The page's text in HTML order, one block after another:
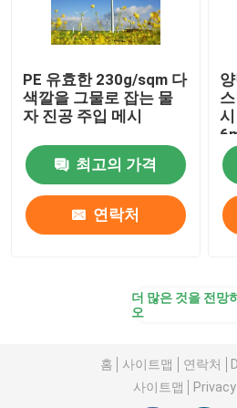
PE 유효한 230g/sqm 다
색깔을 그물로 잡는 물
자 진공 주입 메시
최고의 가격
연락처
더 많은 것을 전망
오
홈 사이트맵 연락처
사이트맵